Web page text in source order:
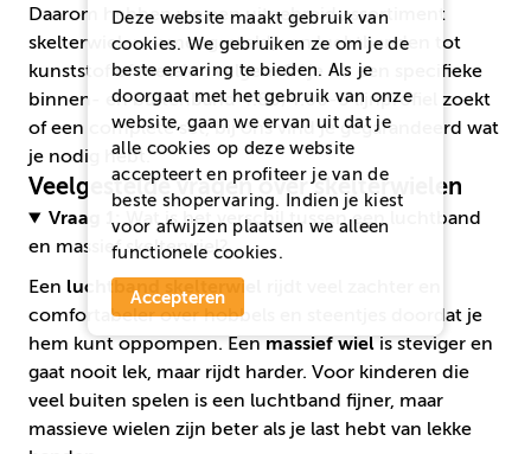
Daarom hebben we een uitgebreid assortiment
skelterwielen samengesteld, van luchtbanden tot
kunststof of metalen velgen. Of je nu een specifieke
binnen- en buitenband 4.80/4.00-8 lijnprofiel
zoekt
of een complete set, bij ons vind je gegarandeerd wat
je nodig hebt.
Veelgestelde vragen over skelterwielen
Vraag 1:Wat is het verschil tussen een luchtband
en massief skelterwiel?
Een luchtband skelterwiel
comfortabeler over hobbels en steentjes doordat je
hem kunt oppompen. Eenmassief wielis steviger en
gaat nooit lek, maar rijdt harder. Voor kinderen die
veel buiten spelen is een luchtband fijner, maar
massieve wielen zijn beter als je last hebt van lekke
Deze website maakt gebruik van
cookies. We gebruiken ze om je de
beste ervaring te bieden. Als je
doorgaat met het gebruik van onze
website, gaan we ervan uit dat je
alle cookies op deze website
accepteert en profiteer je van de
beste shopervaring. Indien je kiest
voor afwijzen plaatsen we alleen
functionele cookies.
Accepteren